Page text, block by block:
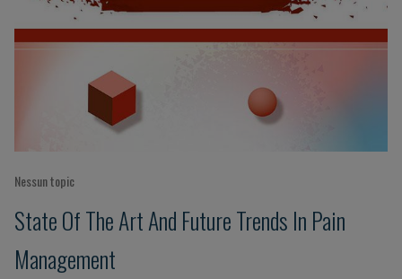
Nessun topic
State Of The Art And Future Trends In Pain
Management